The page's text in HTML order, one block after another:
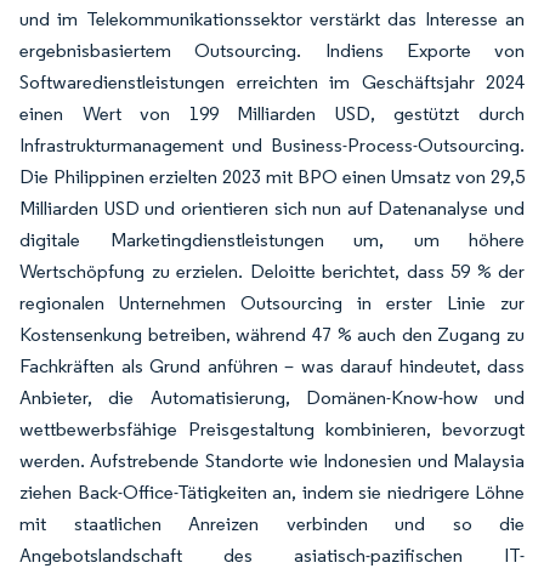
und im Telekommunikationssektor verstärkt das Interesse an
ergebnisbasiertem Outsourcing. Indiens Exporte von
Softwaredienstleistungen erreichten im Geschäftsjahr 2024
einen Wert von 199 Milliarden USD, gestützt durch
Infrastrukturmanagement und Business-Process-Outsourcing.
Die Philippinen erzielten 2023 mit BPO einen Umsatz von 29,5
Milliarden USD und orientieren sich nun auf Datenanalyse und
digitale Marketingdienstleistungen um, um höhere
Wertschöpfung zu erzielen. Deloitte berichtet, dass 59 % der
regionalen Unternehmen Outsourcing in erster Linie zur
Kostensenkung betreiben, während 47 % auch den Zugang zu
Fachkräften als Grund anführen – was darauf hindeutet, dass
Anbieter, die Automatisierung, Domänen-Know-how und
wettbewerbsfähige Preisgestaltung kombinieren, bevorzugt
werden. Aufstrebende Standorte wie Indonesien und Malaysia
ziehen Back-Office-Tätigkeiten an, indem sie niedrigere Löhne
mit staatlichen Anreizen verbinden und so die
Angebotslandschaft des asiatisch-pazifischen IT-